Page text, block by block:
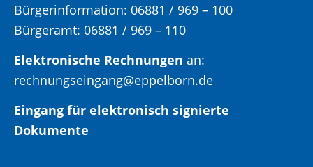
Bürgerinformation: 06881 / 969 – 100
Bürgeramt: 06881 / 969 – 110
Elektronische Rechnungen an:
rechnungseingang@eppelborn.de
Eingang für elektronisch signierte
Dokumente